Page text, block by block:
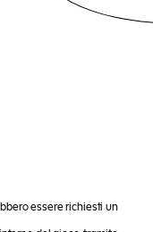
essere richiesti un